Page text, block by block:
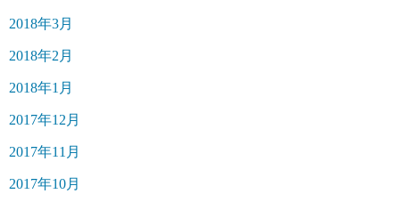
2018年3月
2018年2月
2018年1月
2017年12月
2017年11月
2017年10月